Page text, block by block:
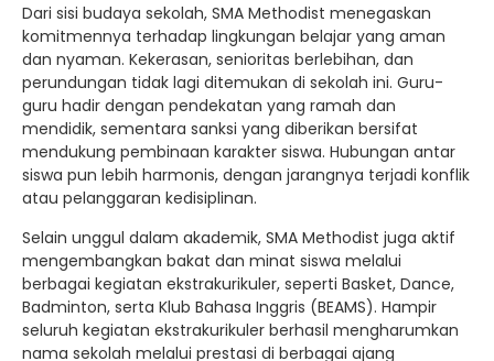
Dari sisi budaya sekolah, SMA Methodist menegaskan
komitmennya terhadap lingkungan belajar yang aman
dan nyaman. Kekerasan, senioritas berlebihan, dan
perundungan tidak lagi ditemukan di sekolah ini. Guru-
guru hadir dengan pendekatan yang ramah dan
mendidik, sementara sanksi yang diberikan bersifat
mendukung pembinaan karakter siswa. Hubungan antar
siswa pun lebih harmonis, dengan jarangnya terjadi konflik
atau pelanggaran kedisiplinan.
Selain unggul dalam akademik, SMA Methodist juga aktif
mengembangkan bakat dan minat siswa melalui
berbagai kegiatan ekstrakurikuler, seperti Basket, Dance,
Badminton, serta Klub Bahasa Inggris (BEAMS). Hampir
seluruh kegiatan ekstrakurikuler berhasil mengharumkan
nama sekolah melalui prestasi di berbagai ajang